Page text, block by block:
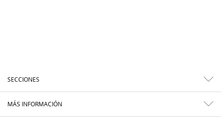
SECCIONES
MÁS INFORMACIÓN